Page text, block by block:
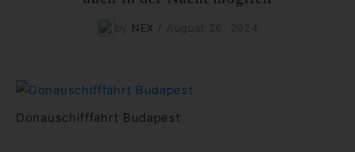
NEX
Donauschifffahrt Budapest